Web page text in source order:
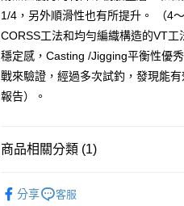
玉山商業銀行
台新國際商業銀行
元大商業銀行
玉山商業銀行
台新國際商業銀行
台灣樂天信用卡公司
全盈+PAY
ATM付款
每筆NT$100，滿NT$1,000(含以上)
新竹貨運
1/4，另外順滑性也有所提升。 （4
CORSS工法和均勻編織構造的VT
穩定感，Casting /Jigging平衡性優
戰來驗證，經過多次試釣，發現能
報告）。
商品相關分類 (1)
分享
客服